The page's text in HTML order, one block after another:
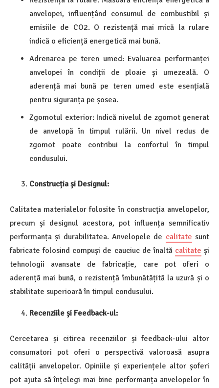
anvelopei, influențând consumul de combustibil și
emisiile de CO2. O rezistență mai mică la rulare
indică o eficiență energetică mai bună.
Adrenarea pe teren umed: Evaluarea performanței
anvelopei în condiții de ploaie și umezeală. O
aderență mai bună pe teren umed este esențială
pentru siguranța pe șosea.
Zgomotul exterior: Indică nivelul de zgomot generat
de anvelopă în timpul rulării. Un nivel redus de
zgomot poate contribui la confortul în timpul
condusului.
Construcția și Designul:
Calitatea materialelor folosite în construcția anvelopelor,
precum și designul acestora, pot influența semnificativ
performanța și durabilitatea. Anvelopele de calitate sunt
fabricate folosind compuși de cauciuc de înaltă calitate și
tehnologii avansate de fabricație, care pot oferi o
aderență mai bună, o rezistență îmbunătățită la uzură și o
stabilitate superioară în timpul condusului.
Recenziile și Feedback-ul:
Cercetarea și citirea recenziilor și feedback-ului altor
consumatori pot oferi o perspectivă valoroasă asupra
calității anvelopelor. Opiniile și experiențele altor șoferi
pot ajuta să înțelegi mai bine performanța anvelopelor în